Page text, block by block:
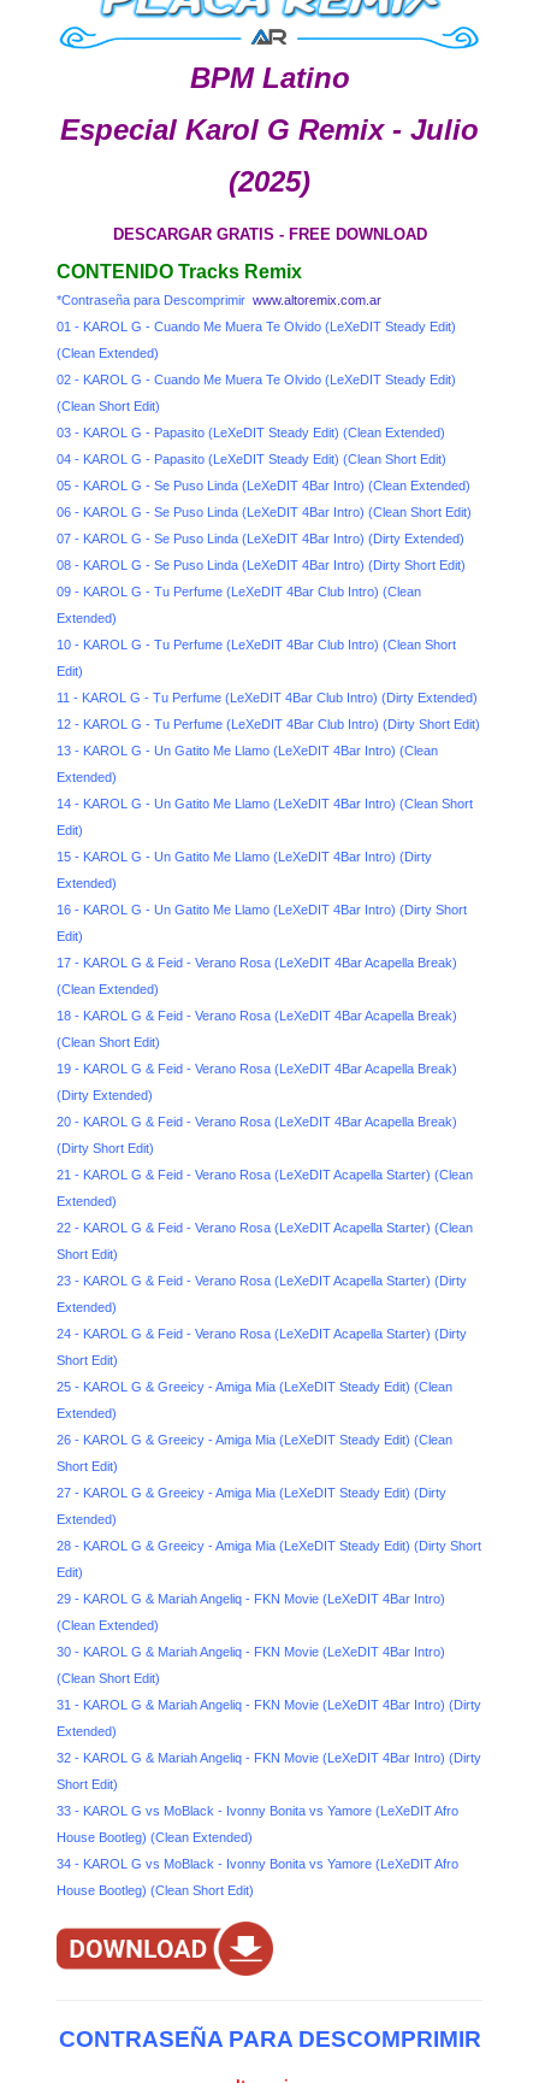
BPM Latino
Especial Karol G Remix - Julio
(2025)
DESCARGAR GRATIS - FREE DOWNLOAD
CONTENIDO Tracks Remix
*Contraseña para Descomprimir www.altoremix.com.ar
01 - KAROL G - Cuando Me Muera Te Olvido (LeXeDIT Steady Edit)
(Clean Extended)
02 - KAROL G - Cuando Me Muera Te Olvido (LeXeDIT Steady Edit)
(Clean Short Edit)
03 - KAROL G - Papasito (LeXeDIT Steady Edit) (Clean Extended)
04 - KAROL G - Papasito (LeXeDIT Steady Edit) (Clean Short Edit)
05 - KAROL G - Se Puso Linda (LeXeDIT 4Bar Intro) (Clean Extended)
06 - KAROL G - Se Puso Linda (LeXeDIT 4Bar Intro) (Clean Short Edit)
07 - KAROL G - Se Puso Linda (LeXeDIT 4Bar Intro) (Dirty Extended)
08 - KAROL G - Se Puso Linda (LeXeDIT 4Bar Intro) (Dirty Short Edit)
09 - KAROL G - Tu Perfume (LeXeDIT 4Bar Club Intro) (Clean
Extended)
10 - KAROL G - Tu Perfume (LeXeDIT 4Bar Club Intro) (Clean Short
Edit)
11 - KAROL G - Tu Perfume (LeXeDIT 4Bar Club Intro) (Dirty Extended)
12 - KAROL G - Tu Perfume (LeXeDIT 4Bar Club Intro) (Dirty Short Edit)
13 - KAROL G - Un Gatito Me Llamo (LeXeDIT 4Bar Intro) (Clean
Extended)
14 - KAROL G - Un Gatito Me Llamo (LeXeDIT 4Bar Intro) (Clean Short
Edit)
15 - KAROL G - Un Gatito Me Llamo (LeXeDIT 4Bar Intro) (Dirty
Extended)
16 - KAROL G - Un Gatito Me Llamo (LeXeDIT 4Bar Intro) (Dirty Short
Edit)
17 - KAROL G & Feid - Verano Rosa (LeXeDIT 4Bar Acapella Break)
(Clean Extended)
18 - KAROL G & Feid - Verano Rosa (LeXeDIT 4Bar Acapella Break)
(Clean Short Edit)
19 - KAROL G & Feid - Verano Rosa (LeXeDIT 4Bar Acapella Break)
(Dirty Extended)
20 - KAROL G & Feid - Verano Rosa (LeXeDIT 4Bar Acapella Break)
(Dirty Short Edit)
21 - KAROL G & Feid - Verano Rosa (LeXeDIT Acapella Starter) (Clean
Extended)
22 - KAROL G & Feid - Verano Rosa (LeXeDIT Acapella Starter) (Clean
Short Edit)
23 - KAROL G & Feid - Verano Rosa (LeXeDIT Acapella Starter) (Dirty
Extended)
24 - KAROL G & Feid - Verano Rosa (LeXeDIT Acapella Starter) (Dirty
Short Edit)
25 - KAROL G & Greeicy - Amiga Mia (LeXeDIT Steady Edit) (Clean
Extended)
26 - KAROL G & Greeicy - Amiga Mia (LeXeDIT Steady Edit) (Clean
Short Edit)
27 - KAROL G & Greeicy - Amiga Mia (LeXeDIT Steady Edit) (Dirty
Extended)
28 - KAROL G & Greeicy - Amiga Mia (LeXeDIT Steady Edit) (Dirty Short
Edit)
29 - KAROL G & Mariah Angeliq - FKN Movie (LeXeDIT 4Bar Intro)
(Clean Extended)
30 - KAROL G & Mariah Angeliq - FKN Movie (LeXeDIT 4Bar Intro)
(Clean Short Edit)
31 - KAROL G & Mariah Angeliq - FKN Movie (LeXeDIT 4Bar Intro) (Dirty
Extended)
32 - KAROL G & Mariah Angeliq - FKN Movie (LeXeDIT 4Bar Intro) (Dirty
Short Edit)
33 - KAROL G vs MoBlack - Ivonny Bonita vs Yamore (LeXeDIT Afro
House Bootleg) (Clean Extended)
34 - KAROL G vs MoBlack - Ivonny Bonita vs Yamore (LeXeDIT Afro
House Bootleg) (Clean Short Edit)
CONTRASEÑA PARA DESCOMPRIMIR